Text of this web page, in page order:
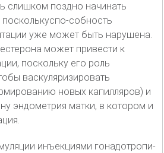
слишком поздно начинать
собность
уже может быть нарушена.
может привести к
поскольку его роль
васкуляризировать
новых капилляров) и
эндометрия матки, в котором и
инъекциями гонадотропи-